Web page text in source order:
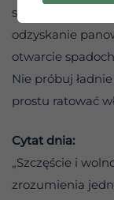
sytuację.
odzyskanie
otwarcie
Nie próbuj
prostu ratować
Cytat dnia:
„Szczęście i
zrozumienia